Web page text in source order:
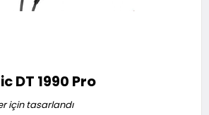
DT 1990 Pro
için tasarlandı